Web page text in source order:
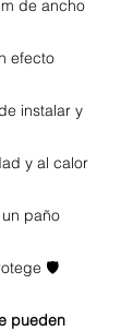
de ancho
efecto
instalar y
y al calor
paño
🛡️
pueden